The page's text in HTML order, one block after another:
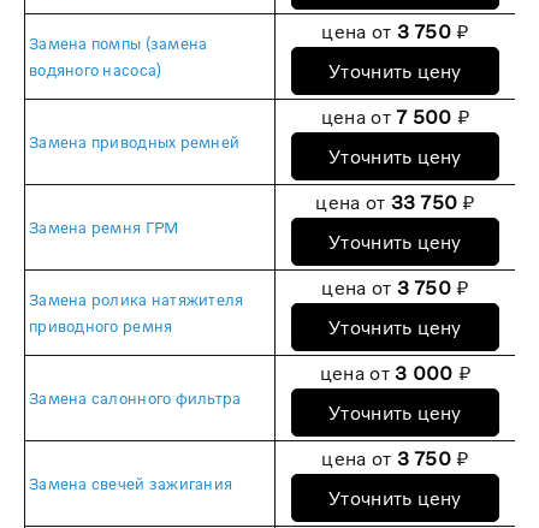
Замена помпы (замена
водяного насоса)
цена от 3 750 ₽
Уточнить цену
Замена приводных ремней
цена от7 500 ₽
Уточнить цену
Замена ремня ГРМ
цена от 33 750 ₽
Уточнить цену
Замена ролика натяжителя
приводного ремня
цена от 3 750 ₽
Уточнить цену
Замена салонного фильтра
цена от3 000 ₽
Уточнить цену
Замена свечей зажигания
цена от 3 750 ₽
Уточнить цену